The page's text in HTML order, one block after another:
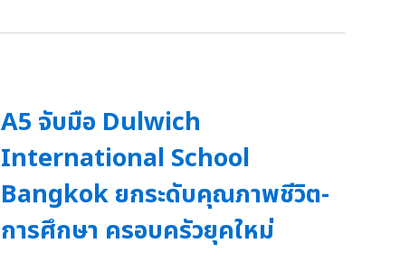
A5 จับมือ Dulwich
International School
Bangkok ยกระดับคุณภาพชีวิต-
การศึกษา ครอบครัวยุคใหม่